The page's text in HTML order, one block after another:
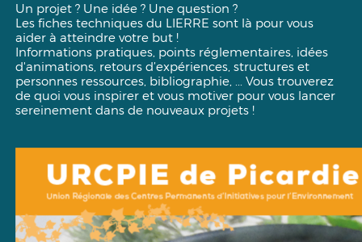
Un projet ? Une idée ? Une question ?
Les fiches techniques du LIERRE sont là pour vous
aider à atteindre votre but !
Informations pratiques, points réglementaires, idées
d'animations, retours d’expériences, structures et
personnes ressources, bibliographie, ... Vous trouverez
de quoi vous inspirer et vous motiver pour vous lancer
sereinement dans de nouveaux projets !